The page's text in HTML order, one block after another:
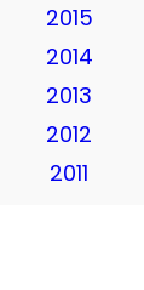
2015
2014
2013
2012
2011